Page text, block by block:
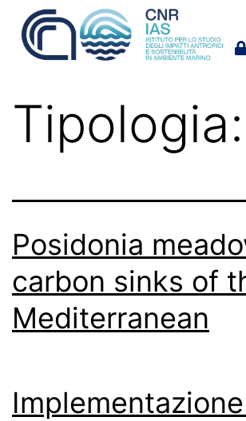
Tipologia:
Posidonia
carbon sinks of
Mediterranean